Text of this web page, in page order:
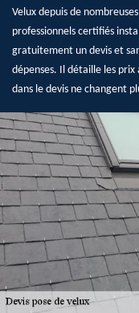
Velux depuis de
professionnels certifiés
gratuitement un devis et
dépenses. Il détaille les prix
dans le devis ne changent